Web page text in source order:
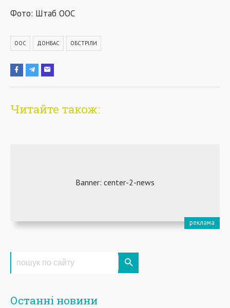
Фото: Штаб ООС
ООС ДОНБАС ОБСТРІЛИ
Читайте також:
Останні новини